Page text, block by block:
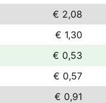
€ 2,08
€ 1,30
€ 0,53
€ 0,57
€ 0,91